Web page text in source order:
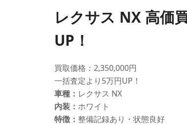
レクサス NX 高価
UP！
買取価格：2,350,000円
一括査定より5万円UP！
車種： レクサス NX
内装： ホワイト
特徴： 整備記録あり・状態良好